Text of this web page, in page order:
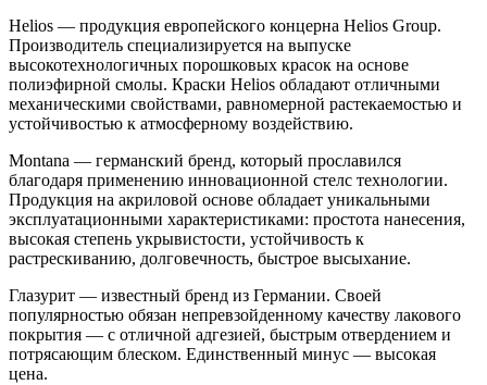
Helios — продукция европейского концерна Helios Group.
Производитель специализируется на выпуске
высокотехнологичных порошковых красок на основе
полиэфирной смолы. Краски Helios обладают отличными
механическими свойствами, равномерной растекаемостью и
устойчивостью к атмосферному воздействию.
Montana — германский бренд, который прославился
благодаря применению инновационной стелс технологии.
Продукция на акриловой основе обладает уникальными
эксплуатационными характеристиками: простота нанесения,
высокая степень укрывистости, устойчивость к
растрескиванию, долговечность, быстрое высыхание.
Глазурит — известный бренд из Германии. Своей
популярностью обязан непревзойденному качеству лакового
покрытия — с отличной адгезией, быстрым отвердением и
потрясающим блеском. Единственный минус — высокая
цена.